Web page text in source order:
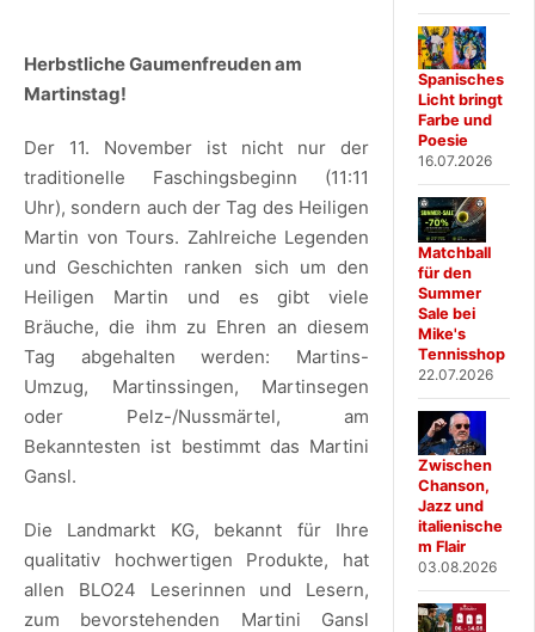
Herbstliche Gaumenfreuden am
Martinstag!
Der 11. November ist nicht nur der
traditionelle Faschingsbeginn (11:11
Uhr), sondern auch der Tag des Heiligen
Martin von Tours. Zahlreiche Legenden
und Geschichten ranken sich um den
Heiligen Martin und es gibt viele
Bräuche, die ihm zu Ehren an diesem
Tag abgehalten werden: Martins-
Umzug, Martinssingen, Martinsegen
oder Pelz-/Nussmärtel, am
Bekanntesten ist bestimmt das Martini
Gansl.
Die Landmarkt KG, bekannt für Ihre
qualitativ hochwertigen Produkte, hat
allen BLO24 Leserinnen und Lesern,
zum bevorstehenden Martini Gansl
Spanisches
Licht bringt
Farbe und
Poesie
16.07.2026
Matchball
für den
Summer
Sale bei
Mike's
Tennisshop
22.07.2026
Zwischen
Chanson,
Jazz und
italienische
m Flair
03.08.2026